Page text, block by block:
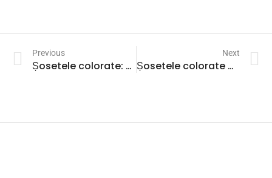
Previous
Șosetele colorate: un strop de veselie în ținutele tale
Next
Șosetele colorate – expresia personalității tale